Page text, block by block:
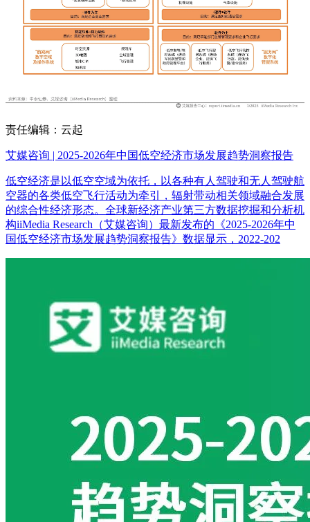
责任编辑：云起
艾媒咨询 | 2025-2026年中国低空经济市场发展趋势洞察报告
低空经济是以低空空域为依托，以各种有人驾驶和无人驾驶航
空器的各类低空飞行活动为牵引，辐射带动相关领域融合发展
的综合性经济形态。全球新经济产业第三方数据挖掘和分析机
构iiMedia Research（艾媒咨询）最新发布的《2025-2026年中
国低空经济市场发展趋势洞察报告》数据显示，2022-202